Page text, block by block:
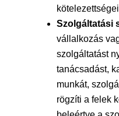
Szolgáltatási
vállalkozás
szolgáltatást
tanácsadást,
munkát,
rögzíti a felek